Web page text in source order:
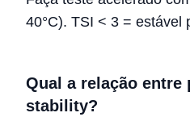
40°C). TSI < 3 = estável
Qual a relação entre
stability?